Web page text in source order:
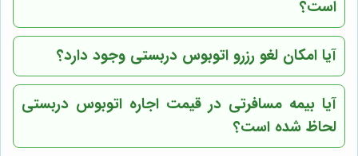
است؟
آیا امکان لغو رزرو اتوبوس دربستی وجود دارد؟
آیا بیمه مسافرتی در قیمت اجاره اتوبوس دربستی
لحاظ شده است؟